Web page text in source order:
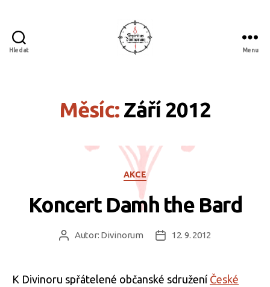
Hledat Menu
Měsíc: Září 2012
Rubriky
AKCE
Koncert Damh the Bard
AutorAutor: Divinorum
Datum
12. 9. 2012
K Divinoru spřátelené občanské sdružení České